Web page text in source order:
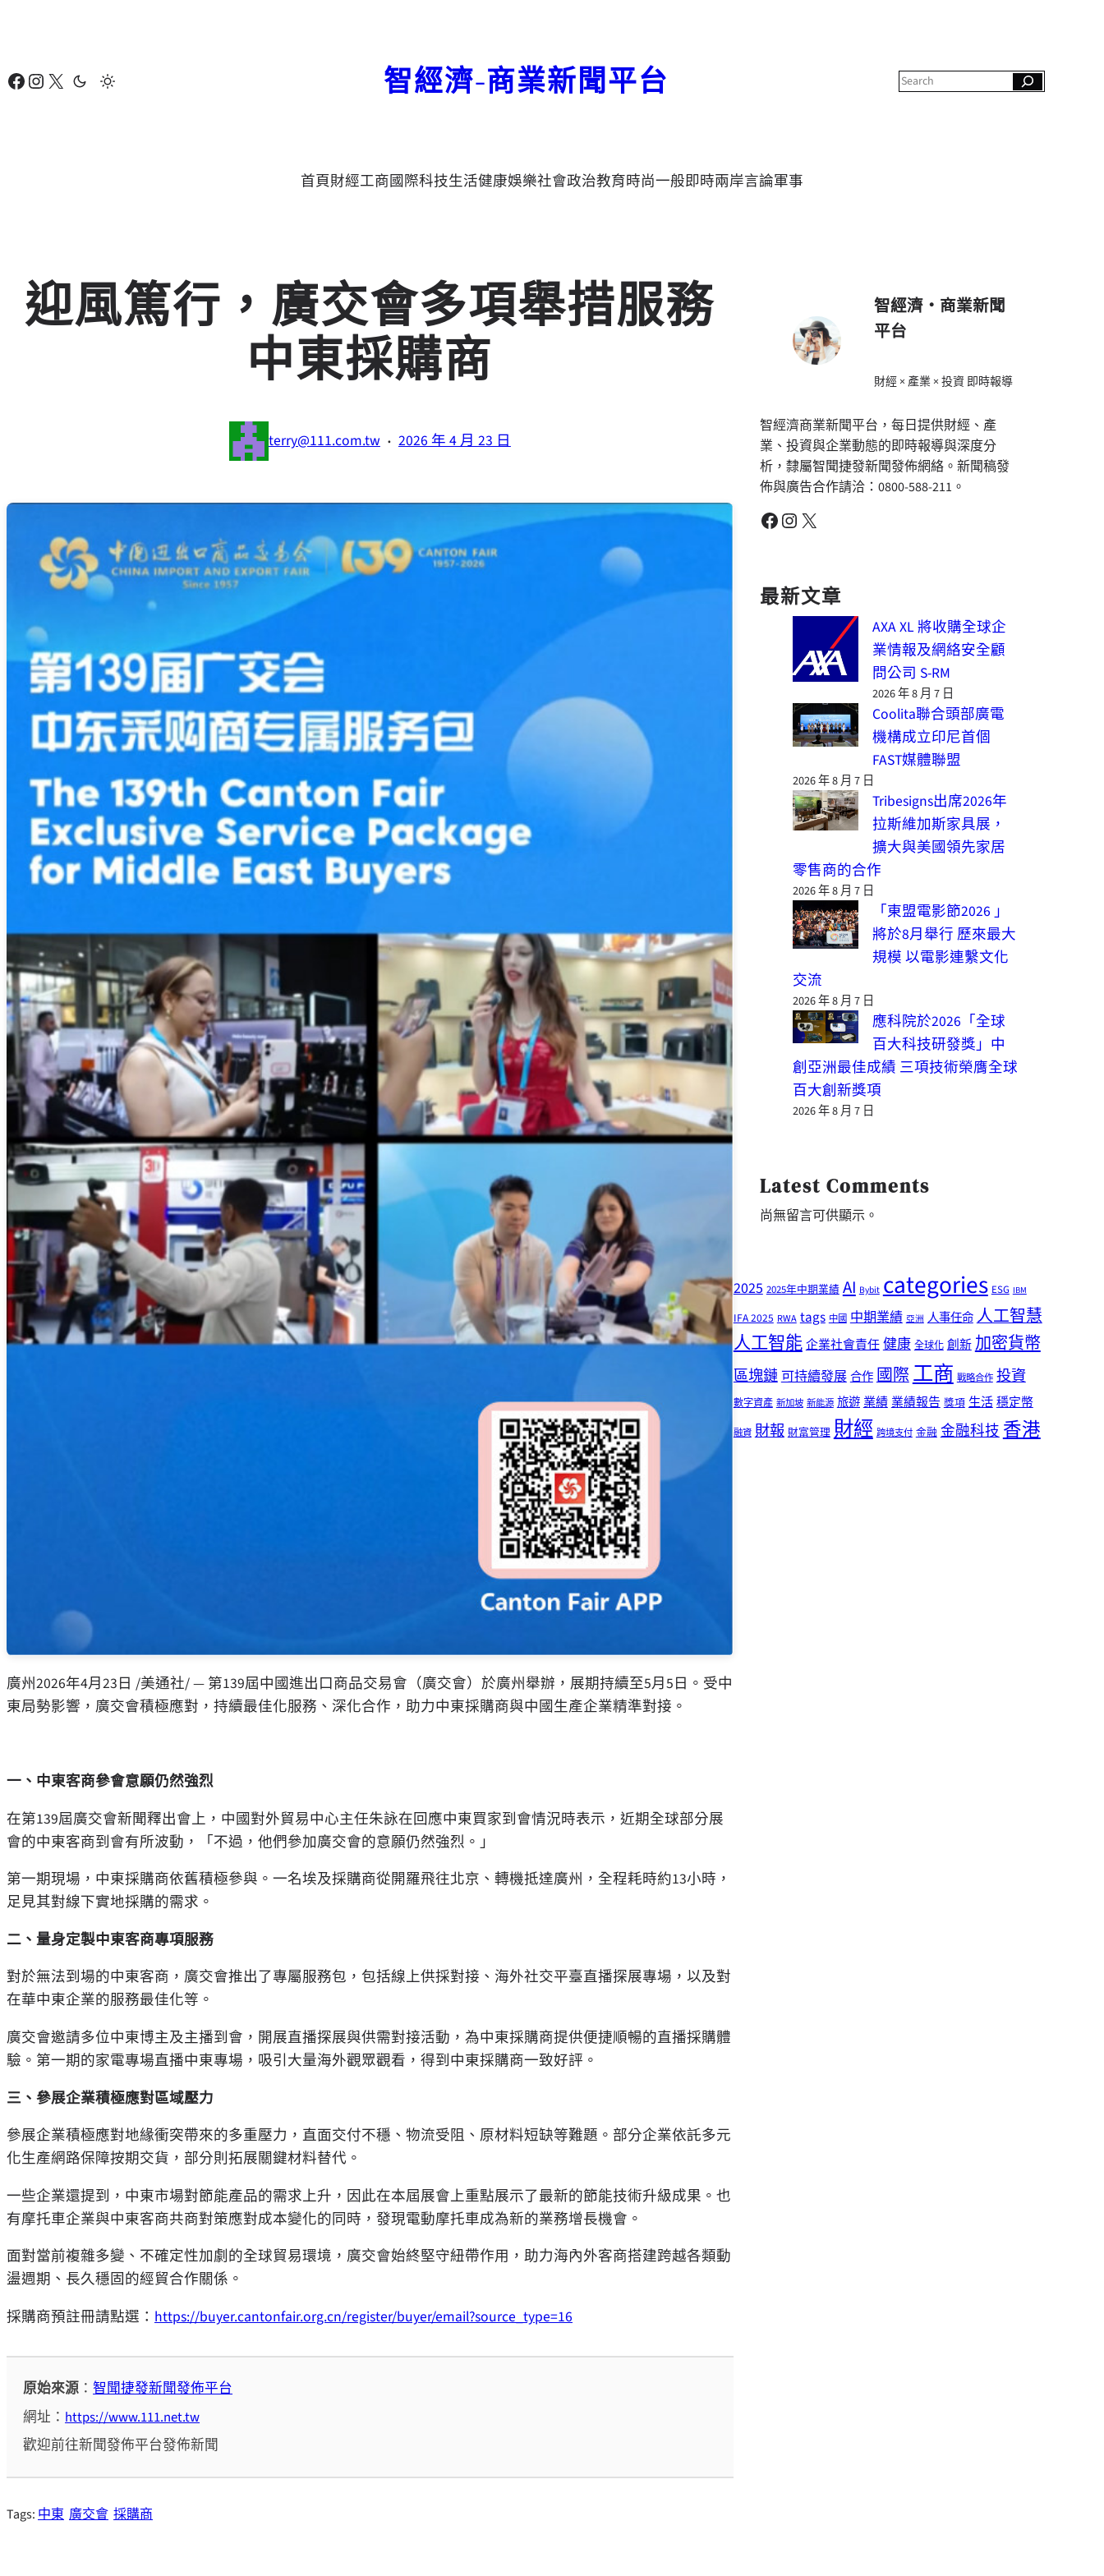
要
Facebook Instagram X 智經濟-商業新聞平台
c
首頁財經工商國際科技生活健康娛樂社會政治教育時尚一般即時兩岸言論軍事
迎風篤行，廣交會多項舉措服務
中東採購商
terry@111.com.tw · 2026 年 4 月 23 日
廣州2026年4月23日 /美通社/ — 第139屆中國進出口商品交易會（廣交會）於廣州舉辦，展期持續至5月5日。受中
東局勢影響，廣交會積極應對，持續最佳化服務、深化合作，助力中東採購商與中國生產企業精準對接。
一、中東客商參會意願仍然強烈
在第139屆廣交會新聞釋出會上，中國對外貿易中心主任朱詠在回應中東買家到會情況時表示，近期全球部分展
會的中東客商到會有所波動，「不過，他們參加廣交會的意願仍然強烈。」
第一期現場，中東採購商依舊積極參與。一名埃及採購商從開羅飛往北京、轉機抵達廣州，全程耗時約13小時，
足見其對線下實地採購的需求。
二、量身定製中東客商專項服務
對於無法到場的中東客商，廣交會推出了專屬服務包，包括線上供採對接、海外社交平臺直播探展專場，以及對
在華中東企業的服務最佳化等。
廣交會邀請多位中東博主及主播到會，開展直播探展與供需對接活動，為中東採購商提供便捷順暢的直播採購體
驗。第一期的家電專場直播中東專場，吸引大量海外觀眾觀看，得到中東採購商一致好評。
三、參展企業積極應對區域壓力
參展企業積極應對地緣衝突帶來的多重壓力，直面交付不穩、物流受阻、原材料短缺等難題。部分企業依託多元
化生產網路保障按期交貨，部分則拓展關鍵材料替代。
一些企業還提到，中東市場對節能產品的需求上升，因此在本屆展會上重點展示了最新的節能技術升級成果。也
有摩托車企業與中東客商共商對策應對成本變化的同時，發現電動摩托車成為新的業務增長機會。
面對當前複雜多變、不確定性加劇的全球貿易環境，廣交會始終堅守紐帶作用，助力海內外客商搭建跨越各類動
盪週期、長久穩固的經貿合作關係。
採購商預註冊請點選： https://buyer.cantonfair.org.cn/register/buyer/email?source_type=16
原始來源 ：智聞捷發新聞發佈平台
網址： https://www.111.net.tw
歡迎前往新聞發佈平台發佈新聞
Tags: 中東 廣交會 採購商
智經濟・商業新聞
平台
財經 × 產業 × 投資 即時報導
智經濟商業新聞平台，每日提供財經、產
業、投資與企業動態的即時報導與深度分
析，隸屬智聞捷發新聞發佈網絡。新聞稿發
佈與廣告合作請洽：0800-588-211。
Facebook Instagram X
最新文章
AXA XL 將收購全球企
業情報及網絡安全顧
問公司 S-RM
2026 年 8 月 7 日
Coolita聯合頭部廣電
機構成立印尼首個
FAST媒體聯盟
2026 年 8 月 7 日
Tribesigns出席2026年
拉斯維加斯家具展，
擴大與美國領先家居
零售商的合作
2026 年 8 月 7 日
「東盟電影節2026 」
將於8月舉行 歷來最大
規模 以電影連繫文化
交流
2026 年 8 月 7 日
應科院於2026「全球
百大科技研發獎」中
創亞洲最佳成績 三項技術榮膺全球
百大創新獎項
2026 年 8 月 7 日
Latest Comments
尚無留言可供顯示。
2025 2025年中期業績 AI Bybit categories ESG IBM
IFA 2025 RWA tags 中國 中期業績 亞洲 人事任命人工智慧
人工智能企業社會責任健康 全球化 創新 加密貨幣
區塊鏈可持續發展合作國際工商 戰略合作 投資
數字資產 新加坡 新能源 旅遊業績業績報告 獎項 生活穩定幣
融資 財報 財富管理 財經 跨境支付 金融 金融科技香港